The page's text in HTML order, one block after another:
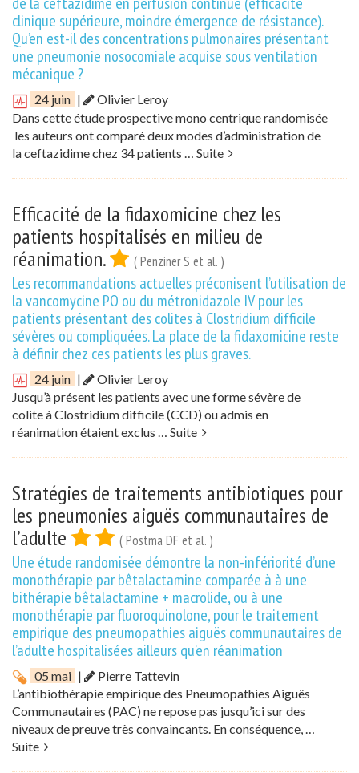
clinique supérieure, moindre émergence de résistance).
Qu’en est-il des concentrations pulmonaires présentant
une pneumonie nosocomiale acquise sous ventilation
mécanique ?
24 juin |
Olivier Leroy
Dans cette étude prospective mono centrique randomisée
les auteurs ont comparé deux modes d’administration de
la ceftazidime chez 34 patients … Suite
Efficacité de la fidaxomicine chez les
patients hospitalisés en milieu de
réanimation.
( Penziner S et al. )
Les recommandations actuelles préconisent l’utilisation de
la vancomycine PO ou du métronidazole IV pour les
patients présentant des colites à Clostridium difficile
sévères ou compliquées. La place de la fidaxomicine reste
à définir chez ces patients les plus graves.
24 juin |
Olivier Leroy
Jusqu’à présent les patients avec une forme sévère de
colite à Clostridium difficile (CCD) ou admis en
réanimation étaient exclus … Suite
Stratégies de traitements antibiotiques pour
les pneumonies aiguës communautaires de
l’adulte
( Postma DF et al. )
Une étude randomisée démontre la non-infériorité d’une
monothérapie par bêtalactamine comparée à à une
bithérapie bêtalactamine + macrolide, ou à une
monothérapie par fluoroquinolone, pour le traitement
empirique des pneumopathies aiguës communautaires de
l’adulte hospitalisées ailleurs qu’en réanimation
05 mai |
Pierre Tattevin
L’antibiothérapie empirique des Pneumopathies Aiguës
Communautaires (PAC) ne repose pas jusqu’ici sur des
niveaux de preuve très convaincants. En conséquence, …
Suite